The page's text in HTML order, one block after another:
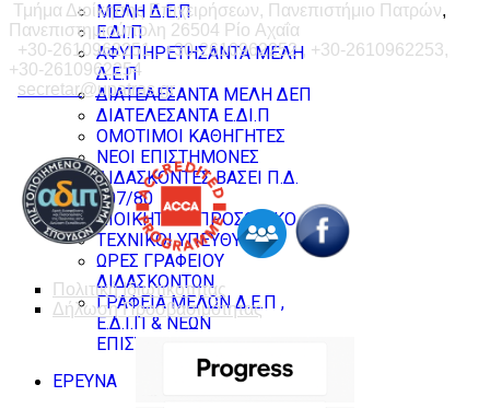
ΜΕΛΗ Δ.Ε.Π
Ε.ΔΙ.Π
ΑΦΥΠΗΡΕΤΗΣΑΝΤΑ ΜΕΛΗ
Δ.Ε.Π
ΔΙΑΤΕΛΕΣΑΝΤΑ ΜΕΛΗ ΔΕΠ
ΔΙΑΤΕΛΕΣΑΝΤΑ Ε.ΔΙ.Π
ΟΜΟΤΙΜΟΙ ΚΑΘΗΓΗΤΕΣ
ΝΕΟΙ ΕΠΙΣΤΗΜΟΝΕΣ
ΔΙΔΑΣΚΟΝΤΕΣ ΒΑΣΕΙ Π.Δ.
407/80
ΔΙΟΙΚΗΤΙΚΟ ΠΡΟΣΩΠΙΚΟ
ΤΕΧΝΙΚΟΙ ΥΠΕΥΘΥΝΟΙ
ΩΡΕΣ ΓΡΑΦΕΙΟΥ
ΔΙΔΑΣΚΟΝΤΩΝ
ΓΡΑΦΕΙΑ ΜΕΛΩΝ Δ.Ε.Π ,
Ε.Δ.Ι.Π & ΝΕΩΝ
ΕΠΙΣΤΗΜΟΝΩΝ
ΕΡΕΥΝΑ
Τμήμα Διοίκησης Επιχειρήσεων, Πανεπιστήμιο Πατρών,
Πανεπιστημιούπολη 26504 Ρίο Αχαΐα
+30-2610962251 , +30-2610962252 , +30-2610962253,
+30-2610962254
secretar@upatras.gr
Πολιτική Ιδιωτικοτητας
Δήλωση Προσβασιμότητας